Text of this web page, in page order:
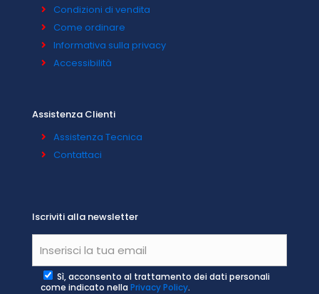
Condizioni di vendita
Come ordinare
Informativa sulla privacy
Accessibilità
Assistenza Clienti
Assistenza Tecnica
Contattaci
Iscriviti alla newsletter
Sì, acconsento al trattamento dei dati personali
come indicato nella Privacy Policy.